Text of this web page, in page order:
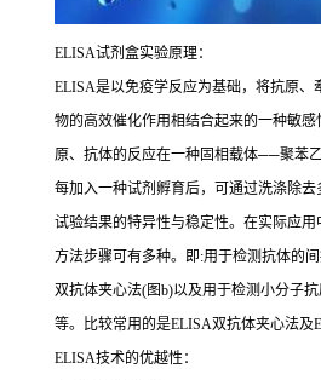
ELISA试剂盒实验原理：
ELISA是以免疫学反应为基础，将抗原、
物的高效催化作用相结合起来的一种敏
原、抗体的反应在一种固相载体──聚苯
每加入一种试剂孵育后，可通过洗涤除
试验结果的特异性与稳定性。在实际应
方法步骤可有多种。即:用于检测抗体的
双抗体夹心法(图b)以及用于检测小分子
等。比较常用的是ELISA双抗体夹心法及
ELISA技术的优越性：